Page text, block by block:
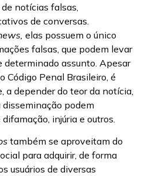
notícias falsas,
de conversas.
elas possuem o único
falsas, que podem levar
determinado assunto. Apesar
Código Penal Brasileiro, é
a depender do teor da notícia,
podem
injúria e outros.
também se aproveitam do
para adquirir, de forma
usuários de diversas